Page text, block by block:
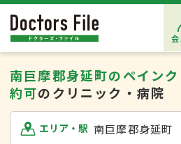
南巨摩郡身延町のペイン
約可のクリニック・病院
エリア・駅 南巨摩郡身延町